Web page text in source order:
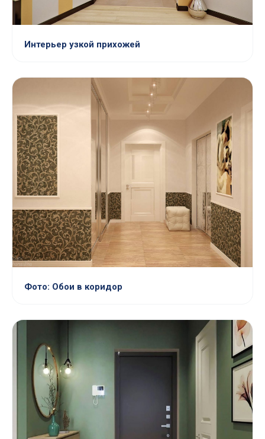
Интерьер узкой прихожей
Фото: Обои в коридор